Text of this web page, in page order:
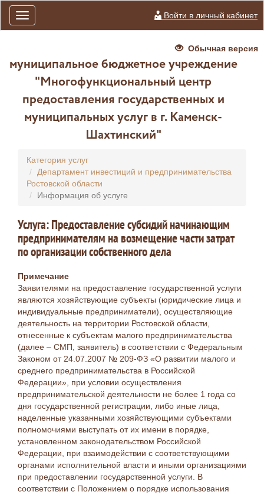
Toggle
navigation
Войти в личный кабинет
Обычная версия
муниципальное бюджетное учреждение
"Многофункциональный центр
предоставления государственных и
муниципальных услуг в г. Каменск-
Шахтинский"
Категория услуг
Департамент инвестиций и предпринимательства
Ростовской области
Информация об услуге
Услуга: Предоставление субсидий начинающим
предпринимателям на возмещение части затрат
по организации собственного дела
Примечание
Заявителями на предоставление государственной услуги
являются хозяйствующие субъекты (юридические лица и
индивидуальные предприниматели), осуществляющие
деятельность на территории Ростовской области,
отнесенные к субъектам малого предпринимательства
(далее – СМП, заявитель) в соответствии с Федеральным
Законом от 24.07.2007 № 209-ФЗ «О развитии малого и
среднего предпринимательства в Российской
Федерации», при условии осуществления
предпринимательской деятельности не более 1 года со
дня государственной регистрации, либо иные лица,
наделенные указанными хозяйствующими субъектами
полномочиями выступать от их имени в порядке,
установленном законодательством Российской
Федерации, при взаимодействии с соответствующими
органами исполнительной власти и иными организациями
при предоставлении государственной услуги. В
соответствии с Положением о порядке использования